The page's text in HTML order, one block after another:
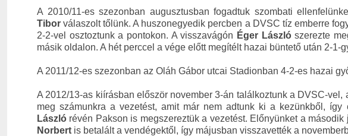
A 2010/11-es szezonban augusztusban fogadtuk szombati
Tibor válaszolt tőlünk. A huszonegyedik percben a DVSC tíz emberre
2-2-vel osztoztunk a pontokon. A visszavágón Éger László szerezte
másik oldalon. A hét perccel a vége előtt megítélt hazai büntető után 2-
A 2011/12-es szezonban az Oláh Gábor utcai Stadionban 4-2-es hazai
A 2012/13-as kiírásban először november 3-án találkoztunk a DVSC-
meg számunkra a vezetést, amit már nem adtunk ki a kezünkből,
László révén Pakson is megszereztük a vezetést. Előnyünket a második
Norbert is betalált a vendégektől, így májusban visszavették a